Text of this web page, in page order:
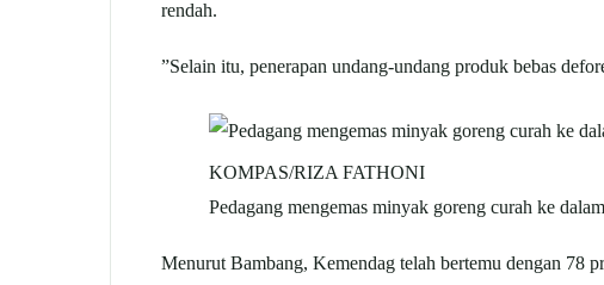
rendah.
”Selain itu, penerapan undang-undang produk bebas
KOMPAS/RIZA FATHONI
Pedagang mengemas minyak goreng curah ke
Menurut Bambang, Kemendag telah bertemu dengan 78